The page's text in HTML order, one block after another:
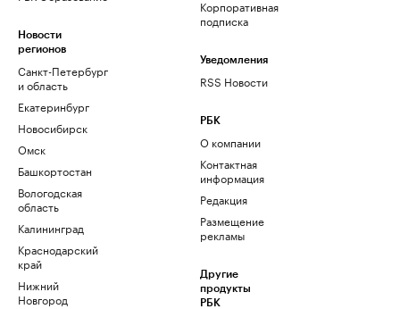
Новости
регионов
Санкт-Петербург
и область
Екатеринбург
Новосибирск
Омск
Башкортостан
Вологодская
область
Калининград
Краснодарский
край
Нижний
Новгород
Корпоративная
подписка
Уведомления
RSS Новости
РБК
О компании
Контактная
информация
Редакция
Размещение
рекламы
Другие
продукты
РБК